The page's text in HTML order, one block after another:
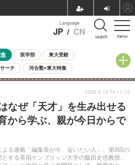
menu
Language
JP / CN search
医学部 東大受験
ーチ 河合塾×東大特集
験 中学受験 小学校受験
立高校 過去問 人気記事
自由研究教材（中学生向け） ランキング
なぜ「天才」を生み出せる
から学ぶ、親が今日からで
る連載「編集長が今、会いたい人」。第9回の
する英国ケンブリッジ大学の飯田史也教授。
2026.5.15 Fri 11:15